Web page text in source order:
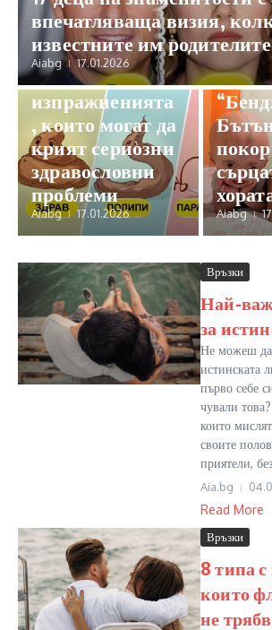
впечатляваща визия,
известните им родителите
Aiabg 17.01.2026
Здраве и красота
10+ тревожни
сигнала от
изпражненията
, които могат да
крият сериозни
здравословни
проблеми
Aiabg 17.01.2026 Aiabg
Връзки
Най-
за
Не можеш
истинската
първо себе
чували
които
своите
приятели,
Aia.bg
Read More
Връзки
8 типа
които
не